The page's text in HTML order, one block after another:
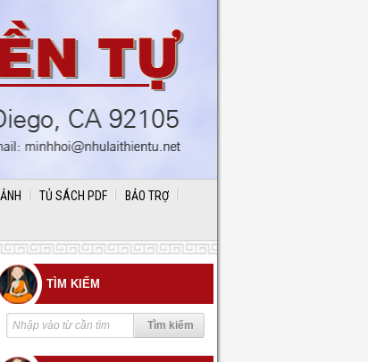
TỦ SÁCH PDF BẢO TRỢ
TÌM KIẾM